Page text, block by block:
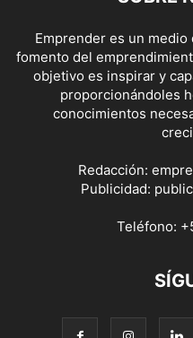
Emprender es un
fomento del
objetivo es inspirar y
proporcionándoles
conocimientos
Redacción:
Publicidad:
Teléfono: